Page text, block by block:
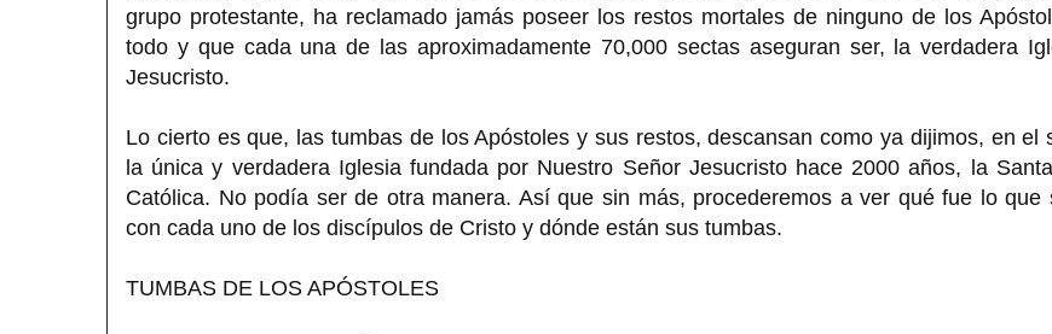
grupo protestante, ha reclamado jamás poseer los restos mortales de ninguno de los
todo y que cada una de las aproximadamente 70,000 sectas aseguran ser, la verdadera
Jesucristo.
Lo cierto es que, las tumbas de los Apóstoles y sus restos, descansan como ya dijimos, en el
la única y verdadera Iglesia fundada por Nuestro Señor Jesucristo hace 2000 años, la
Católica. No podía ser de otra manera. Así que sin más, procederemos a ver qué fue lo que
con cada uno de los discípulos de Cristo y dónde están sus tumbas.
TUMBAS DE LOS APÓSTOLES